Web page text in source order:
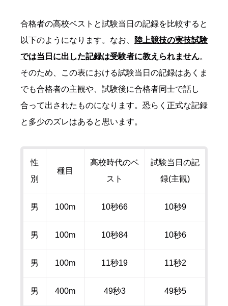
合格者の高校ベストと試験当日の記録を比較すると
以下のようになります。なお、
陸上競技の実技試験
では当日に出した記録は受験者に教えられません。
そのため、この表における試験当日の記録はあくま
でも合格者の主観や、試験後に合格者同士で話し
合って出されたものになります。恐らく正式な記録
と多少のズレはあると思います。
性
別
種目
高校時代のベ
スト
試験当日の記
録(主観)
男 100m 10秒66 10秒9
男 100m 10秒84 10秒6
男 100m 11秒19 11秒2
男 400m 49秒3 49秒5